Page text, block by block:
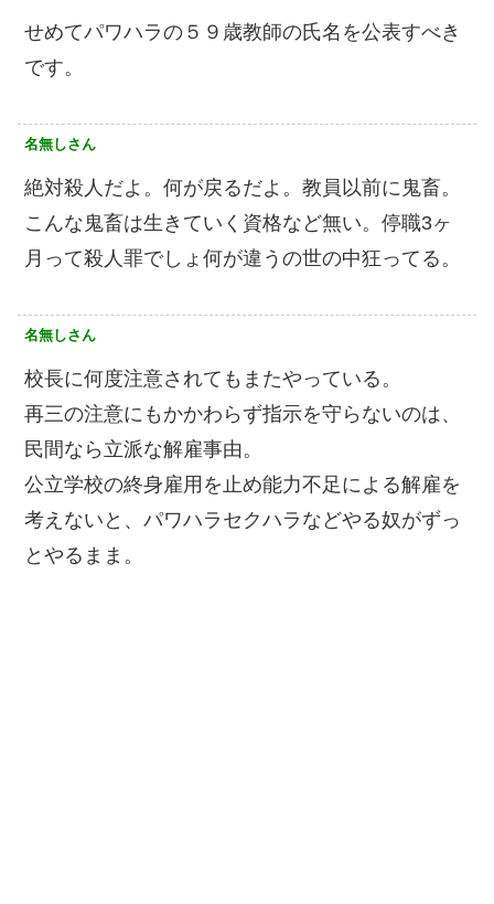
せめてパワハラの５９歳教師の氏名を公表すべき
です。
名無しさん
絶対殺人だよ。何が戻るだよ。教員以前に鬼畜。
こんな鬼畜は生きていく資格など無い。停職3ヶ
月って殺人罪でしょ何が違うの世の中狂ってる。
名無しさん
校長に何度注意されてもまたやっている。
再三の注意にもかかわらず指示を守らないのは、
民間なら立派な解雇事由。
公立学校の終身雇用を止め能力不足による解雇を
考えないと、パワハラセクハラなどやる奴がずっ
とやるまま。